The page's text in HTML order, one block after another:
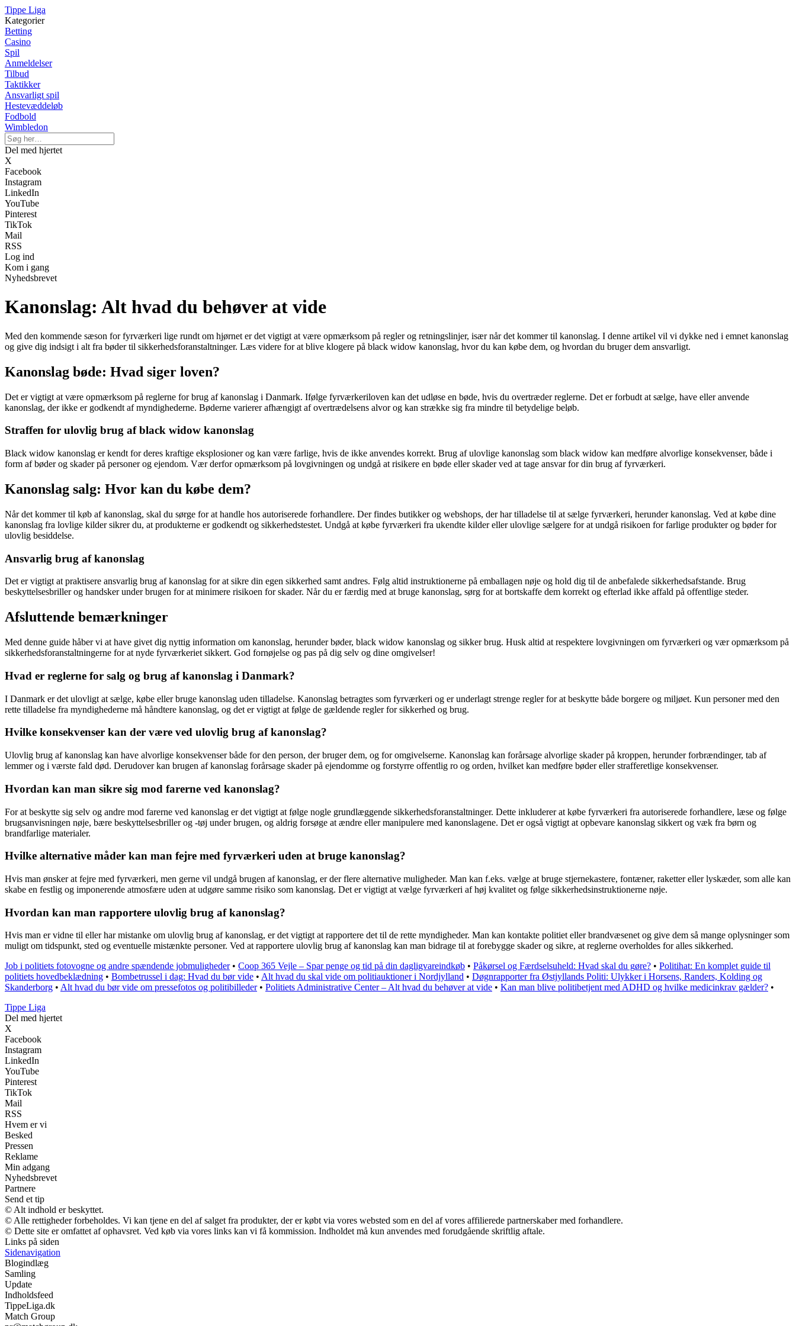
Tippe Liga
Kategorier
Betting
Casino
Spil
Anmeldelser
Tilbud
Taktikker
Ansvarligt spil
Hestevæddeløb
Fodbold
Wimbledon
Del med hjertet
X
Facebook
Instagram
LinkedIn
YouTube
Pinterest
TikTok
Mail
RSS
Log ind
Kom i gang
Nyhedsbrevet
Kanonslag: Alt hvad du behøver at vide
Med den kommende sæson for fyrværkeri lige rundt om hjørnet er det vigtigt at være opmærksom på regler og retningslinjer, især når det kommer til kanonslag. I denne artikel vil vi dykke ned i emnet kanonslag
og give dig indsigt i alt fra bøder til sikkerhedsforanstaltninger. Læs videre for at blive klogere på black widow kanonslag, hvor du kan købe dem, og hvordan du bruger dem ansvarligt.
Kanonslag bøde: Hvad siger loven?
Det er vigtigt at være opmærksom på reglerne for brug af kanonslag i Danmark. Ifølge fyrværkeriloven kan det udløse en bøde, hvis du overtræder reglerne. Det er forbudt at sælge, have eller anvende
kanonslag, der ikke er godkendt af myndighederne. Bøderne varierer afhængigt af overtrædelsens alvor og kan strække sig fra mindre til betydelige beløb.
Straffen for ulovlig brug af black widow kanonslag
Black widow kanonslag er kendt for deres kraftige eksplosioner og kan være farlige, hvis de ikke anvendes korrekt. Brug af ulovlige kanonslag som black widow kan medføre alvorlige konsekvenser, både i
form af bøder og skader på personer og ejendom. Vær derfor opmærksom på lovgivningen og undgå at risikere en bøde eller skader ved at tage ansvar for din brug af fyrværkeri.
Kanonslag salg: Hvor kan du købe dem?
Når det kommer til køb af kanonslag, skal du sørge for at handle hos autoriserede forhandlere. Der findes butikker og webshops, der har tilladelse til at sælge fyrværkeri, herunder kanonslag. Ved at købe dine
kanonslag fra lovlige kilder sikrer du, at produkterne er godkendt og sikkerhedstestet. Undgå at købe fyrværkeri fra ukendte kilder eller ulovlige sælgere for at undgå risikoen for farlige produkter og bøder for
ulovlig besiddelse.
Ansvarlig brug af kanonslag
Det er vigtigt at praktisere ansvarlig brug af kanonslag for at sikre din egen sikkerhed samt andres. Følg altid instruktionerne på emballagen nøje og hold dig til de anbefalede sikkerhedsafstande. Brug
beskyttelsesbriller og handsker under brugen for at minimere risikoen for skader. Når du er færdig med at bruge kanonslag, sørg for at bortskaffe dem korrekt og efterlad ikke affald på offentlige steder.
Afsluttende bemærkninger
Med denne guide håber vi at have givet dig nyttig information om kanonslag, herunder bøder, black widow kanonslag og sikker brug. Husk altid at respektere lovgivningen om fyrværkeri og vær opmærksom på
sikkerhedsforanstaltningerne for at nyde fyrværkeriet sikkert. God fornøjelse og pas på dig selv og dine omgivelser!
Hvad er reglerne for salg og brug af kanonslag i Danmark?
I Danmark er det ulovligt at sælge, købe eller bruge kanonslag uden tilladelse. Kanonslag betragtes som fyrværkeri og er underlagt strenge regler for at beskytte både borgere og miljøet. Kun personer med den
rette tilladelse fra myndighederne må håndtere kanonslag, og det er vigtigt at følge de gældende regler for sikkerhed og brug.
Hvilke konsekvenser kan der være ved ulovlig brug af kanonslag?
Ulovlig brug af kanonslag kan have alvorlige konsekvenser både for den person, der bruger dem, og for omgivelserne. Kanonslag kan forårsage alvorlige skader på kroppen, herunder forbrændinger, tab af
lemmer og i værste fald død. Derudover kan brugen af kanonslag forårsage skader på ejendomme og forstyrre offentlig ro og orden, hvilket kan medføre bøder eller strafferetlige konsekvenser.
Hvordan kan man sikre sig mod farerne ved kanonslag?
For at beskytte sig selv og andre mod farerne ved kanonslag er det vigtigt at følge nogle grundlæggende sikkerhedsforanstaltninger. Dette inkluderer at købe fyrværkeri fra autoriserede forhandlere, læse og følge
brugsanvisningen nøje, bære beskyttelsesbriller og -tøj under brugen, og aldrig forsøge at ændre eller manipulere med kanonslagene. Det er også vigtigt at opbevare kanonslag sikkert og væk fra børn og
brandfarlige materialer.
Hvilke alternative måder kan man fejre med fyrværkeri uden at bruge kanonslag?
Hvis man ønsker at fejre med fyrværkeri, men gerne vil undgå brugen af kanonslag, er der flere alternative muligheder. Man kan f.eks. vælge at bruge stjernekastere, fontæner, raketter eller lyskæder, som alle kan
skabe en festlig og imponerende atmosfære uden at udgøre samme risiko som kanonslag. Det er vigtigt at vælge fyrværkeri af høj kvalitet og følge sikkerhedsinstruktionerne nøje.
Hvordan kan man rapportere ulovlig brug af kanonslag?
Hvis man er vidne til eller har mistanke om ulovlig brug af kanonslag, er det vigtigt at rapportere det til de rette myndigheder. Man kan kontakte politiet eller brandvæsenet og give dem så mange oplysninger som
muligt om tidspunkt, sted og eventuelle mistænkte personer. Ved at rapportere ulovlig brug af kanonslag kan man bidrage til at forebygge skader og sikre, at reglerne overholdes for alles sikkerhed.
Job i politiets fotovogne og andre spændende jobmuligheder• Coop 365 Vejle – Spar penge og tid på din dagligvareindkøb • Påkørsel og Færdselsuheld: Hvad skal du gøre? • Politihat: En komplet guide til
politiets hovedbeklædning • Bombetrussel i dag: Hvad du bør vide • Alt hvad du skal vide om politiauktioner i Nordjylland • Døgnrapporter fra Østjyllands Politi: Ulykker i Horsens, Randers, Kolding og
Skanderborg • Alt hvad du bør vide om pressefotos og politibilleder• Politiets Administrative Center – Alt hvad du behøver at vide • Kan man blive politibetjent med ADHD og hvilke medicinkrav gælder? •
Tippe Liga
Del med hjertet
X
Facebook
Instagram
LinkedIn
YouTube
Pinterest
TikTok
Mail
RSS
Hvem er vi
Besked
Pressen
Reklame
Min adgang
Nyhedsbrevet
Partnere
Send et tip
© Alt indhold er beskyttet.
© Alle rettigheder forbeholdes. Vi kan tjene en del af salget fra produkter, der er købt via vores websted som en del af vores affilierede partnerskaber med forhandlere.
© Dette site er omfattet af ophavsret. Ved køb via vores links kan vi få kommission. Indholdet må kun anvendes med forudgående skriftlig aftale.
Links på siden
Sidenavigation
Blogindlæg
Samling
Update
Indholdsfeed
TippeLiga.dk
Match Group